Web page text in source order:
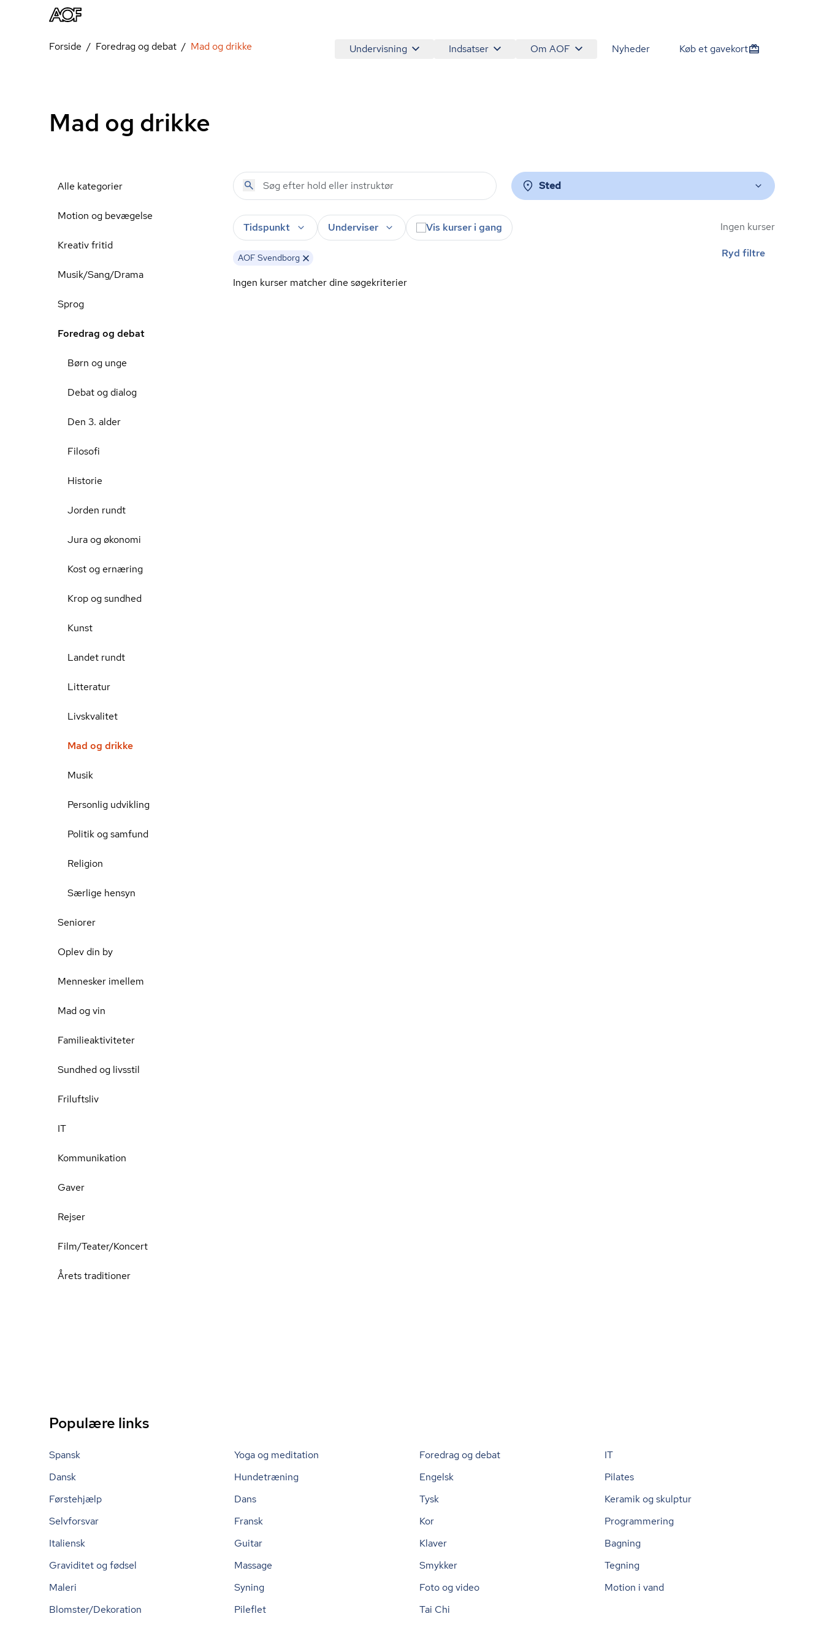
Undervisning Indsatser Om AOF Nyheder Køb et gavekort
Forside Foredrag og debat Mad og drikke
Mad og drikke
Alle kategorier
Motion og bevægelse
Kreativ fritid
Musik/Sang/Drama
Sprog
Foredrag og debat
Børn og unge
Debat og dialog
Den 3. alder
Filosofi
Historie
Jorden rundt
Jura og økonomi
Kost og ernæring
Krop og sundhed
Kunst
Landet rundt
Litteratur
Livskvalitet
Mad og drikke
Musik
Personlig udvikling
Politik og samfund
Religion
Særlige hensyn
Seniorer
Oplev din by
Mennesker imellem
Mad og vin
Familieaktiviteter
Sundhed og livsstil
Friluftsliv
IT
Kommunikation
Gaver
Rejser
Film/Teater/Koncert
Årets traditioner
Sted
Tidspunkt Underviser Vis kurser i gang
AOF Svendborg
Ingen kurser
Ryd filtre
Ingen kurser matcher dine søgekriterier
Populære links
Spansk Yoga og meditation Foredrag og debat
IT
Dansk
Hundetræning Engelsk
Pilates
Førstehjælp
Dans Tysk
Keramik og skulptur
Selvforsvar
Fransk Kor
Programmering
Italiensk
Guitar Klaver
Bagning
Graviditet og fødsel
Massage Smykker
Tegning
Maleri
Syning Foto og video
Motion i vand
Blomster/Dekoration
Pileflet Tai Chi